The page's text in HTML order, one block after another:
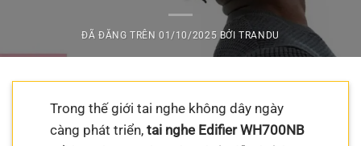
ĐÃ ĐĂNG TRÊN01/10/2025 BỞITRANDU
Trong thế giới tai nghe không dây ngày
càng phát triển,tai nghe Edifier WH700NB